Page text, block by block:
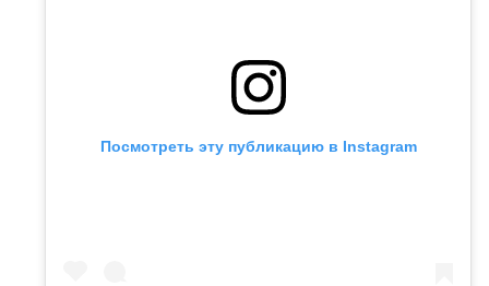
Посмотреть эту публикацию в Instagram